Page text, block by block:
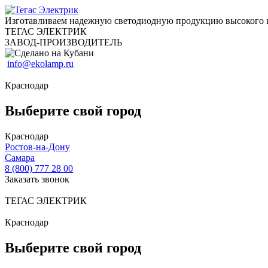
Изготавливаем надежную светодиодную продукцию высокого
ТЕГАС ЭЛЕКТРИК
ЗАВОД-ПРОИЗВОДИТЕЛЬ
info@ekolamp.ru
Краснодар
Выберите свой город
Краснодар
Ростов-на-Дону
Самара
8 (800) 777 28 00
Заказать звонок
ТЕГАС ЭЛЕКТРИК
Краснодар
Выберите свой город